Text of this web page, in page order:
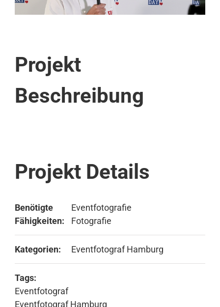
Projekt
Beschreibung
Projekt Details
Benötigte
Fähigkeiten:
Eventfotografie
Fotografie
Kategorien: Eventfotograf Hamburg
Tags:
Eventfotograf
Eventfotograf Hamburg